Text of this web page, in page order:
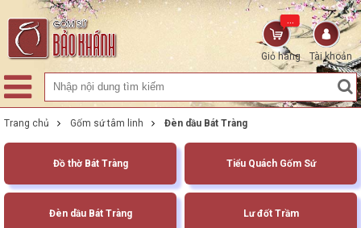
Tài khoản
Giỏ hàng
...
Trang chủ Gốm sứ tâm linh Đèn dầu Bát Tràng
Đồ thờ Bát Tràng Tiểu Quách Gốm Sứ
Đèn dầu Bát Tràng Lư đốt Trầm